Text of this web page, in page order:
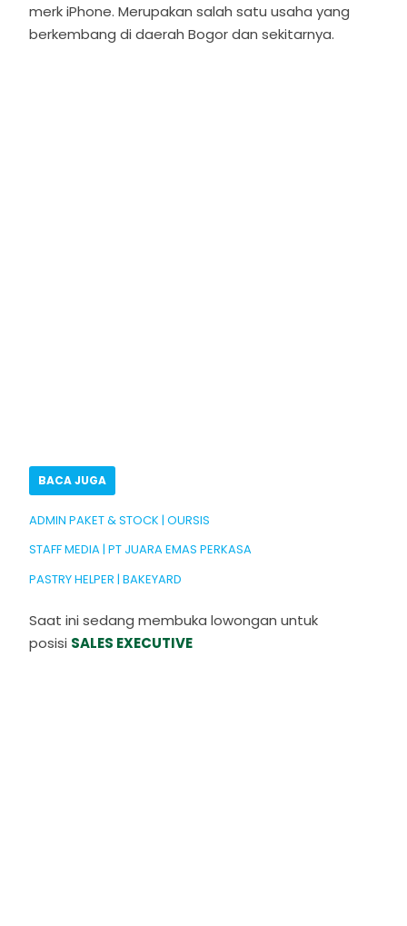
merk iPhone. Merupakan salah satu usaha yang
berkembang di daerah Bogor dan sekitarnya.
BACA JUGA
ADMIN PAKET & STOCK | OURSIS
STAFF MEDIA | PT JUARA EMAS PERKASA
PASTRY HELPER | BAKEYARD
Saat ini sedang membuka lowongan untuk
posisi SALES EXECUTIVE